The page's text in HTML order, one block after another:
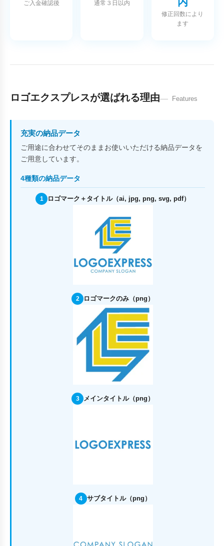
ご入金確認後 通常３日以内
修正回数により
ます
ロゴエクスプレスが選ばれる理由 Features
充実の納品データ
ご用途に合わせてそのままお使いいただける納品データを
ご用意しています。
4種類の納品データ
1 ロゴマーク＋タイトル（ai, jpg, png, svg, pdf）
2 ロゴマークのみ（png）
3 メインタイトル（png）
4 サブタイトル（png）